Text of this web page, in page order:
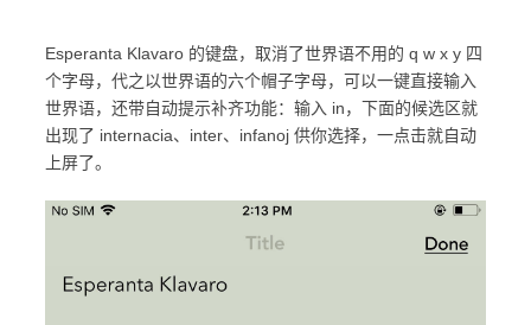
Esperanta Klavaro 的键盘，取消了世界语不用的 q w x y 四
个字母，代之以世界语的六个帽子字母，可以一键直接输入
世界语，还带自动提示补齐功能：输入 in，下面的候选区就
出现了 internacia、inter、infanoj 供你选择，一点击就自动
上屏了。